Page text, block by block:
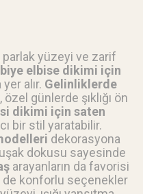
yüzeyi ve zarif
elbise dikimi için
alır. Gelinliklerde
, özel günlerde şıklığı ön
dikimi için saten
bir stil yaratabilir.
dekorasyona
dokusu sayesinde
arayanların da favorisi
konforlu seçenekler